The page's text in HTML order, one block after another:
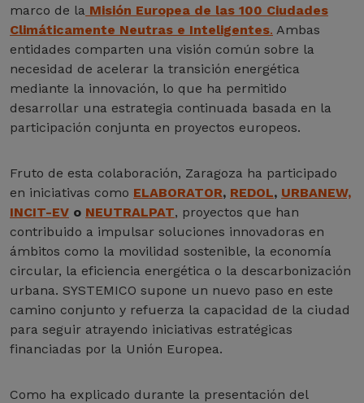
marco de la Misión Europea de las 100 Ciudades
Climáticamente Neutras e Inteligentes. Ambas
entidades comparten una visión común sobre la
necesidad de acelerar la transición energética
mediante la innovación, lo que ha permitido
desarrollar una estrategia continuada basada en la
participación conjunta en proyectos europeos.
Fruto de esta colaboración, Zaragoza ha participado
en iniciativas como ELABORATOR, REDOL, URBANEW,
INCIT-EV o NEUTRALPAT, proyectos que han
contribuido a impulsar soluciones innovadoras en
ámbitos como la movilidad sostenible, la economía
circular, la eficiencia energética o la descarbonización
urbana. SYSTEMICO supone un nuevo paso en este
camino conjunto y refuerza la capacidad de la ciudad
para seguir atrayendo iniciativas estratégicas
financiadas por la Unión Europea.
Como ha explicado durante la presentación del